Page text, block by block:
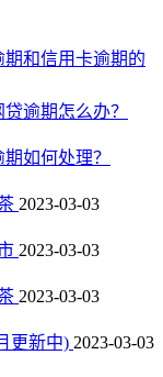
和信用卡逾期的
逾期怎么办？
如何处理？
2023-03-03
2023-03-03
2023-03-03
更新中) 2023-03-03